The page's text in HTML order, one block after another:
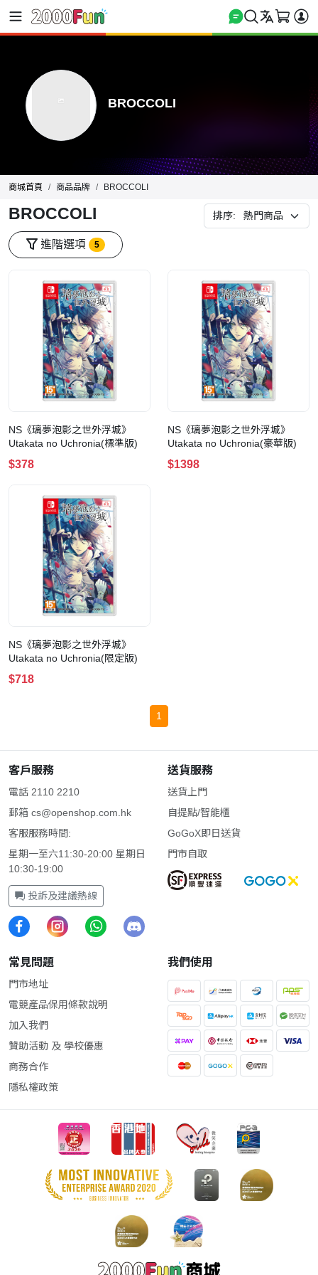
BROCCOLI
商城首頁 商品品牌 BROCCOLI
BROCCOLI 排序:
進階選項 5
NS《璃夢泡影之世外浮城》
Utakata no Uchronia(標準版)
$378
NS《璃夢泡影之世外浮城》
Utakata no Uchronia(豪華版)
$1398
NS《璃夢泡影之世外浮城》
Utakata no Uchronia(限定版)
$718
1
客戶服務
電話 2110 2210
郵箱 cs@openshop.com.hk
客服服務時間:
星期一至六11:30-20:00 星期日
10:30-19:00
投訴及建議熱線
送貨服務
送貨上門
自提點/智能櫃
GoGoX即日送貨
門市自取
常見問題
門市地址
電競產品保用條款說明
加入我們
贊助活動 及 學校優惠
商務合作
隱私權政策
我們使用